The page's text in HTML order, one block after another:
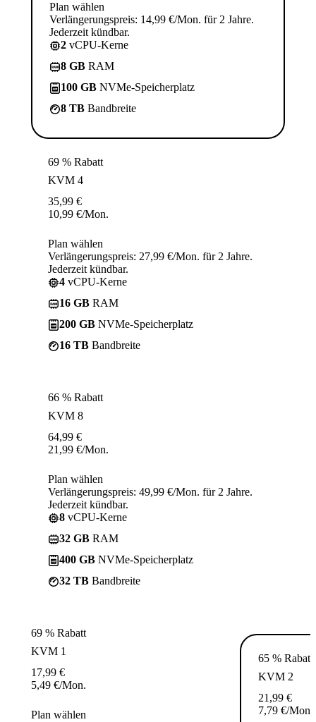
Plan wählen
Verlängerungspreis: 14,99 €/Mon. für 2 Jahre.
Jederzeit kündbar.
2 vCPU-Kerne
8 GB RAM
100 GB NVMe-Speicherplatz
8 TB Bandbreite
69 % Rabatt
KVM 4
35,99 €
10,99 €/Mon.
Plan wählen
Verlängerungspreis: 27,99 €/Mon. für 2 Jahre.
Jederzeit kündbar.
4 vCPU-Kerne
16 GB RAM
200 GB NVMe-Speicherplatz
16 TB Bandbreite
66 % Rabatt
KVM 8
64,99 €
21,99 €/Mon.
Plan wählen
Verlängerungspreis: 49,99 €/Mon. für 2 Jahre.
Jederzeit kündbar.
8 vCPU-Kerne
32 GB RAM
400 GB NVMe-Speicherplatz
32 TB Bandbreite
69 % Rabatt
KVM 1
17,99 €
5,49 €/Mon.
Plan wählen
65 % Rabatt
KVM 2
21,99 €
7,79 €/Mon.